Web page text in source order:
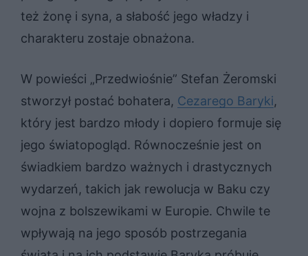
też żonę i syna, a słabość jego władzy i
charakteru zostaje obnażona.
W powieści „Przedwiośnie” Stefan Żeromski
stworzył postać bohatera, Cezarego Baryki,
który jest bardzo młody i dopiero formuje się
jego światopogląd. Równocześnie jest on
świadkiem bardzo ważnych i drastycznych
wydarzeń, takich jak rewolucja w Baku czy
wojna z bolszewikami w Europie. Chwile te
wpływają na jego sposób postrzegania